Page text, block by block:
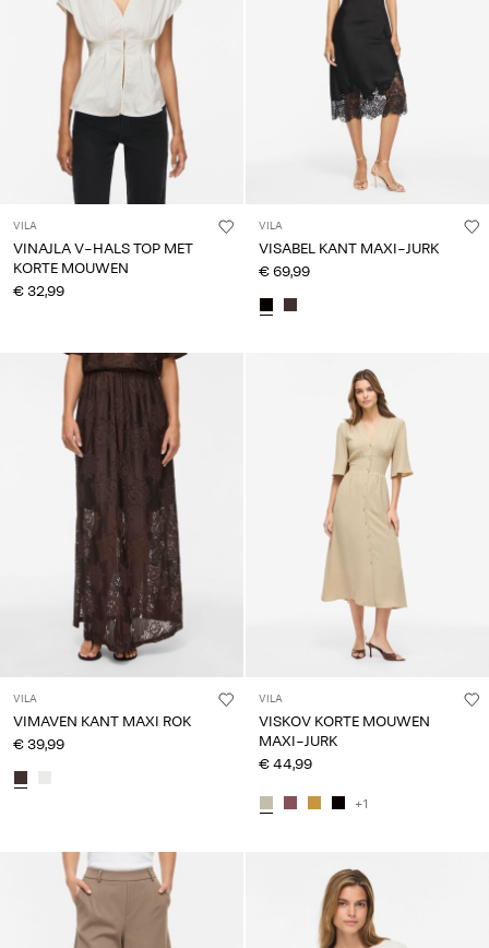
VILA
VINAJLA V-HALS TOP MET
KORTE MOUWEN
€ 32,99
VILA
VISABEL KANT MAXI-JURK
€ 69,99
VILA
VIMAVEN KANT MAXI ROK
€ 39,99
VILA
VISKOV KORTE MOUWEN
MAXI-JURK
€ 44,99
+1